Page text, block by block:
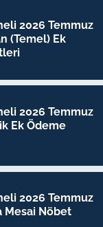
2026 Temmuz
(Temel) Ek
2026 Temmuz
Ek Ödeme
2026 Temmuz
Mesai Nöbet